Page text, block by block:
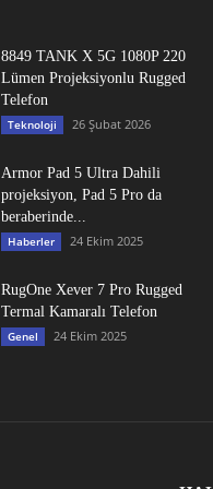
8849 TANK X 5G 1080P 220
Lümen Projeksiyonlu Rugged
Telefon
Teknoloji 26 Şubat 2026
Armor Pad 5 Ultra Dahili
projeksiyon, Pad 5 Pro da
beraberinde...
Haberler 24 Ekim 2025
RugOne Xever 7 Pro Rugged
Termal Kamaralı Telefon
Genel 24 Ekim 2025